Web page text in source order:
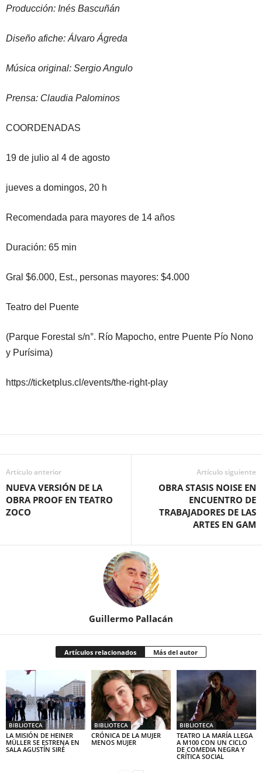
Producción: Inés Bascuñán
Diseño afiche: Álvaro Ágreda
Música original: Sergio Angulo
Prensa: Claudia Palominos
COORDENADAS
19 de julio al 4 de agosto
jueves a domingos, 20 h
Recomendada para mayores de 14 años
Duración: 65 min
Gral $6.000, Est., personas mayores: $4.000
Teatro del Puente
(Parque Forestal s/n°. Río Mapocho, entre Puente Pío Nono
y Purísima)
https://ticketplus.cl/events/the-right-play
Artículo anterior
NUEVA VERSIÓN DE LA
OBRA PROOF EN TEATRO
ZOCO
Artículo siguiente
OBRA STASIS NOISE EN
ENCUENTRO DE
TRABAJADORES DE LAS
ARTES EN GAM
Guillermo Pallacán
Artículos relacionados Más del autor
BIBLIOTECA
LA MISIÓN DE HEINER
MÜLLER SE ESTRENA EN
SALA AGUSTÍN SIRÉ
BIBLIOTECA
CRÓNICA DE LA MUJER
MENOS MUJER
BIBLIOTECA
TEATRO LA MARÍA LLEGA
A M100 CON UN CICLO
DE COMEDIA NEGRA Y
CRÍTICA SOCIAL